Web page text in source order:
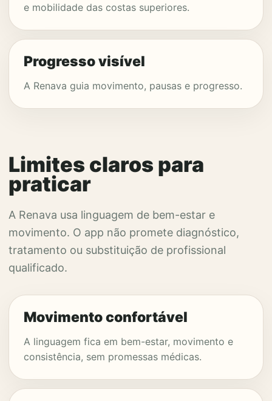
e mobilidade das costas superiores.
Progresso visível
A Renava guia movimento, pausas e progresso.
Limites claros para
praticar
A Renava usa linguagem de bem-estar e
movimento. O app não promete diagnóstico,
tratamento ou substituição de profissional
qualificado.
Movimento confortável
A linguagem fica em bem-estar, movimento e
consistência, sem promessas médicas.